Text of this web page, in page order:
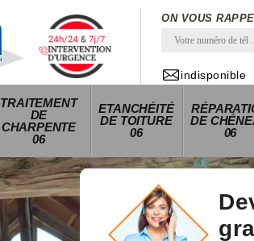
ON VOUS
indisponible
TRAITEMENT
DE
CHARPENTE
06
ETANCHÉITÉ
DE TOITURE
06
DE
06